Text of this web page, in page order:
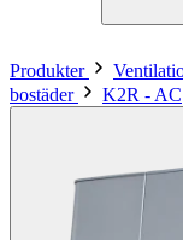
Produkter
bostäder
K2R - AC